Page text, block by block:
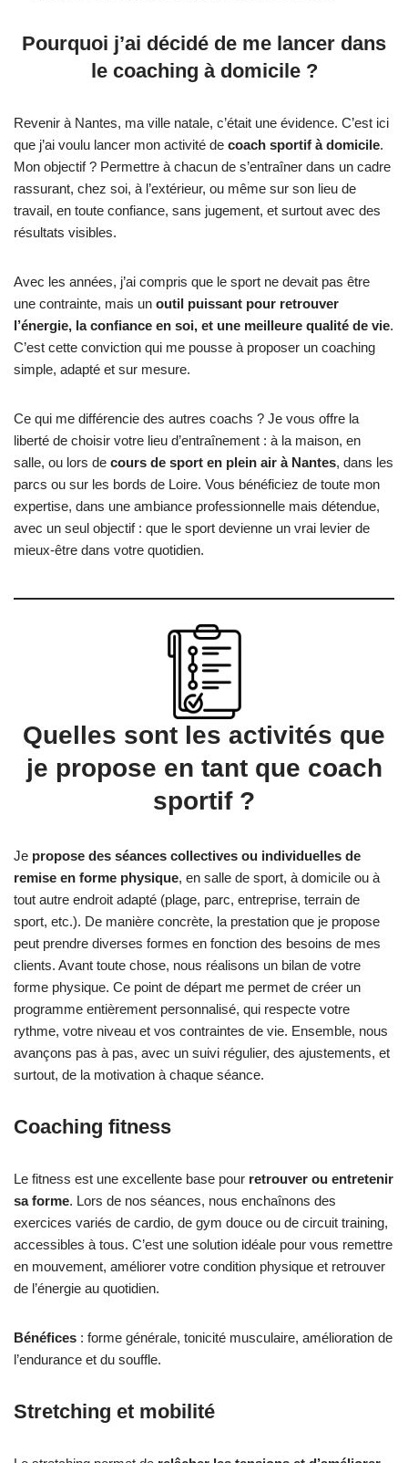
Pourquoi j’ai décidé de me lancer dans
le coaching à domicile ?
Revenir à Nantes, ma ville natale, c’était une évidence. C’est ici
que j’ai voulu lancer mon activité de coach sportif à domicile.
Mon objectif ? Permettre à chacun de s’entraîner dans un cadre
rassurant, chez soi, à l’extérieur, ou même sur son lieu de
travail, en toute confiance, sans jugement, et surtout avec des
résultats visibles.
Avec les années, j’ai compris que le sport ne devait pas être
une contrainte, mais un outil puissant pour retrouver
l’énergie, la confiance en soi, et une meilleure qualité de vie.
C’est cette conviction qui me pousse à proposer un coaching
simple, adapté et sur mesure.
Ce qui me différencie des autres coachs ? Je vous offre la
liberté de choisir votre lieu d’entraînement : à la maison, en
salle, ou lors de cours de sport en plein air à Nantes, dans les
parcs ou sur les bords de Loire. Vous bénéficiez de toute mon
expertise, dans une ambiance professionnelle mais détendue,
avec un seul objectif : que le sport devienne un vrai levier de
mieux-être dans votre quotidien.
Quelles sont les activités que
je propose en tant que coach
sportif ?
Je propose des séances collectives ou individuelles de
remise en forme physique, en salle de sport, à domicile ou à
tout autre endroit adapté (plage, parc, entreprise, terrain de
sport, etc.). De manière concrète, la prestation que je propose
peut prendre diverses formes en fonction des besoins de mes
clients. Avant toute chose, nous réalisons un bilan de votre
forme physique. Ce point de départ me permet de créer un
programme entièrement personnalisé, qui respecte votre
rythme, votre niveau et vos contraintes de vie. Ensemble, nous
avançons pas à pas, avec un suivi régulier, des ajustements, et
surtout, de la motivation à chaque séance.
Coaching fitness
Le fitness est une excellente base pour retrouver ou entretenir
sa forme. Lors de nos séances, nous enchaînons des
exercices variés de cardio, de gym douce ou de circuit training,
accessibles à tous. C’est une solution idéale pour vous remettre
en mouvement, améliorer votre condition physique et retrouver
de l’énergie au quotidien.
Bénéfices : forme générale, tonicité musculaire, amélioration de
l’endurance et du souffle.
Stretching et mobilité